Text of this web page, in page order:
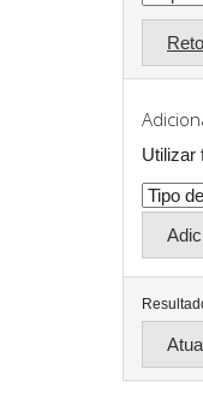
Utilizar